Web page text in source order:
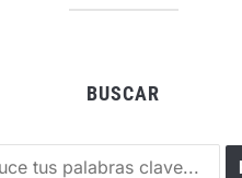
BUSCAR